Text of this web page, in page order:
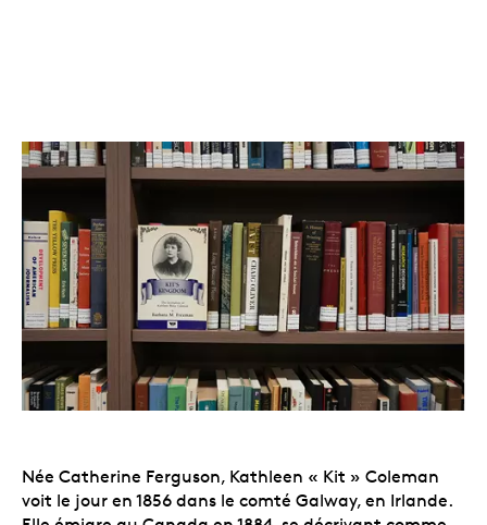
Née Catherine Ferguson, Kathleen « Kit » Coleman
voit le jour en 1856 dans le comté Galway, en Irlande.